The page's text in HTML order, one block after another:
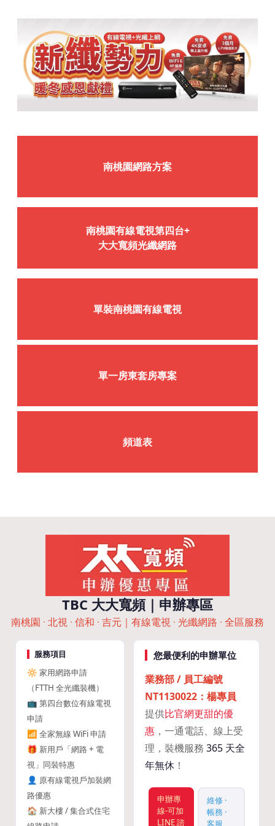
南桃園網路方案
南桃園有線電視第四台+
大大寬頻光纖網路
單裝南桃園有線電視
單一房東套房專案
頻道表
TBC 大大寬頻｜申辦專區
南桃園 · 北視 · 信和 · 吉元｜有線電視 · 光纖網路 · 全區服務
服務項目
🔆 家用網路申請
（FTTH 全光纖裝機）
📺 第四台數位有線電視
申請
📶 全家無線 WiFi 申請
🎁 新用戶「網路 + 電
視」同裝特惠
👤 原有線電視戶加裝網
路優惠
🏠 新大樓 / 集合式住宅
您最便利的申辦單位
業務部 / 員工編號
NT1130022：楊專員
提供比官網更甜的優
惠，一通電話、線上受
理，裝機服務 365 天全
年無休！
申辦專
線-可加
LINE 諮
維修 ·
帳務 ·
客服